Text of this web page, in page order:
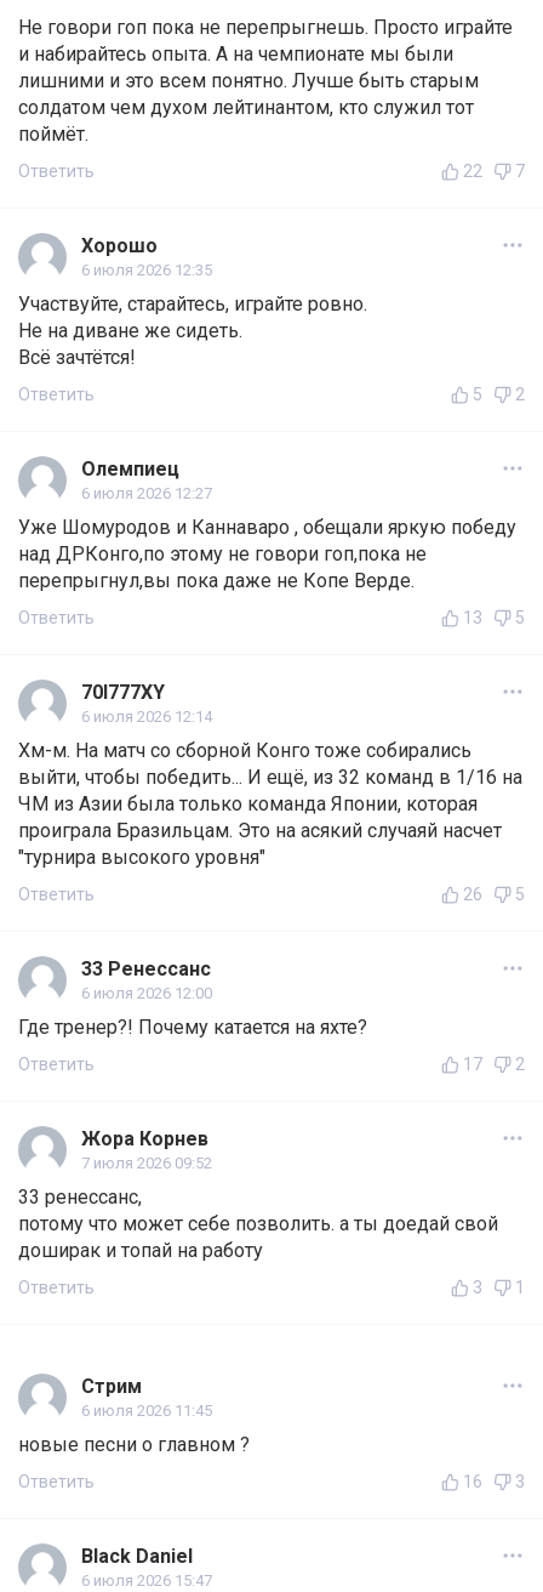
Не говори гоп пока не перепрыгнешь. Просто играйте
и набирайтесь опыта. А на чемпионате мы были
лишними и это всем понятно. Лучше быть старым
солдатом чем духом лейтинантом, кто служил тот
поймёт.
Ответить 22 7
Хорошо
6 июля 2026 12:35
Участвуйте, старайтесь, играйте ровно.
Не на диване же сидеть.
Всё зачтётся!
Ответить 5 2
Олемпиец
6 июля 2026 12:27
Уже Шомуродов и Каннаваро , обещали яркую победу
над ДРКонго,по этому не говори гоп,пока не
перепрыгнул,вы пока даже не Копе Верде.
Ответить 13 5
70I777XY
6 июля 2026 12:14
Хм-м. На матч со сборной Конго тоже собирались
выйти, чтобы победить... И ещё, из 32 команд в 1/16 на
ЧМ из Азии была только команда Японии, которая
проиграла Бразильцам. Это на асякий случаяй насчет
"турнира высокого уровня"
Ответить 26 5
33 Ренессанс
6 июля 2026 12:00
Где тренер?! Почему катается на яхте?
Ответить 17 2
Жора Корнев
7 июля 2026 09:52
33 ренессанс,
потому что может себе позволить. а ты доедай свой
доширак и топай на работу
Ответить 3 1
Стрим
6 июля 2026 11:45
новые песни о главном ?
Ответить 16 3
Black Daniel
6 июля 2026 15:47